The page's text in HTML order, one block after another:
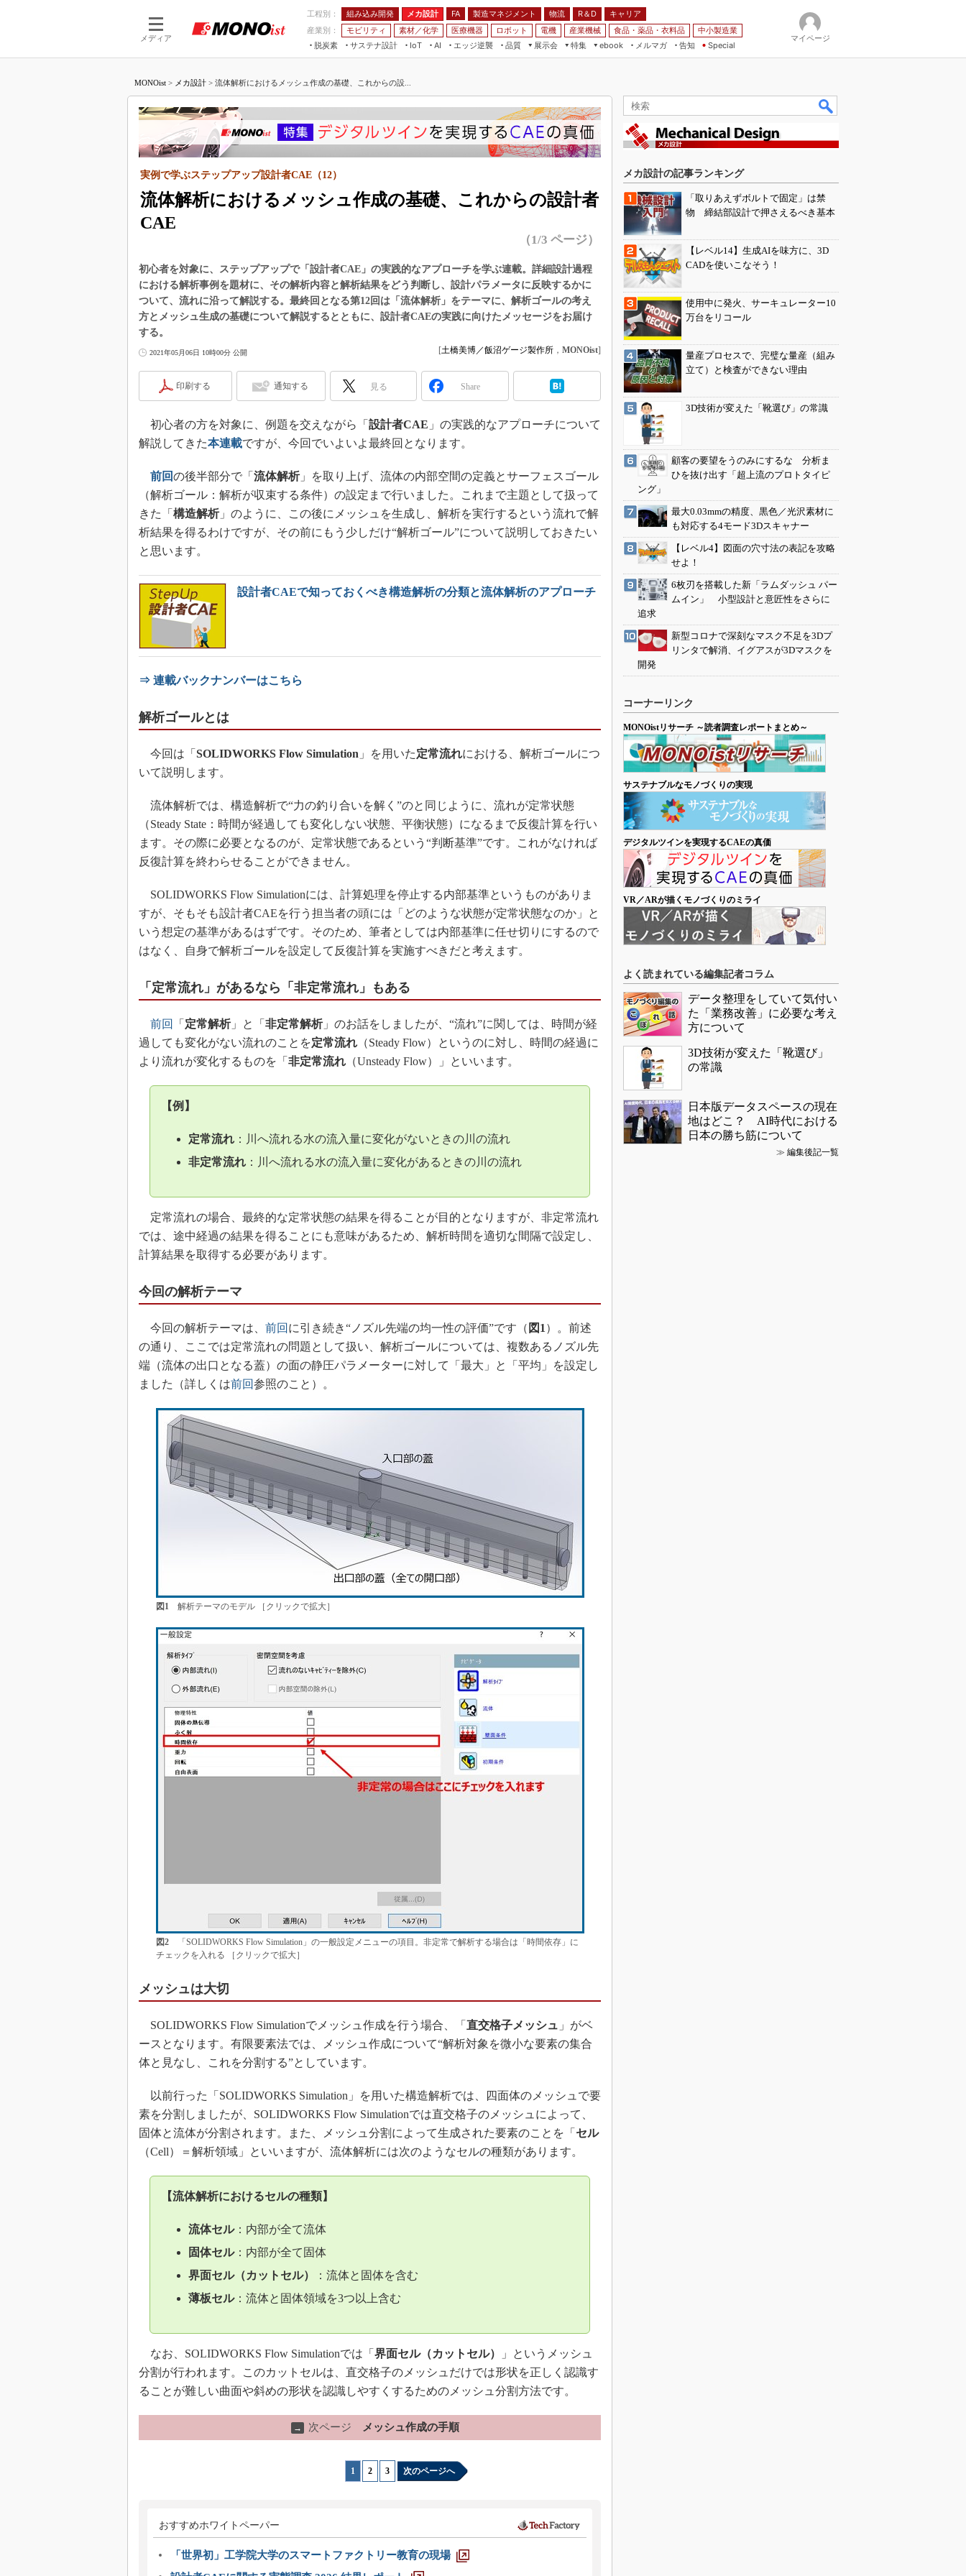
メディア
工程別： 組み込み開発 メカ設計 FA 製造マネジメント 物流 R＆D
キャリア
産業別：
モビリティ 素材／化学 医療機器 ロボット 電機 産業機械 食品・薬品・衣料品
中小製造業
脱炭素
サステナ設計
IoT
つながる工場
つながるサービス
AI
AI×設備保全
Physical AI
エッジ逆襲 品質
展示会
JIMTOF
組込み/エッジ コンピューティング
IIFES
国際ロボット展
TECHNO-FRONTIER
EdgeTech+
日本ものづくりワールド
AUTOMOTIVE WORLD
特集
5G
VR／AR
フィールドサービス
組み込み画像技術
ISO26262
無償設計ツール
デジタルツインとCAE
S＆OP
インダストリー4.0
製造業ビッグデータ
植物工場
海外生産
新型コロナへの対応
ebook
製造マネジメント
FA
モビリティ
メルマガ
告知 Special
マイページ
MONOist > メカ設計 > 流体解析におけるメッシュ作成の基礎、これからの設...
流体解析におけるメッシュ作成の基礎、これからの設計者
CAE
実例で学ぶステップアップ設計者CAE（12）
（1/3 ページ）
初心者を対象に、ステップアップで「設計者CAE」の実践的なアプローチを学ぶ連載。詳細設計過程
における解析事例を題材に、その解析内容と解析結果をどう判断し、設計パラメータに反映するかに
ついて、流れに沿って解説する。最終回となる第12回は「流体解析」をテーマに、解析ゴールの考え
方とメッシュ生成の基礎について解説するとともに、設計者CAEの実践に向けたメッセージをお届け
する。
2021年05月06日 10時00分 公開 [土橋美博／飯沼ゲージ製作所 ， MONOist]
印刷する 通知する 見る Share
初心者の方を対象に、例題を交えながら「 設計者CAE 」の実践的なアプローチについて
解説してきた本連載ですが、今回でいよいよ最終回となります。
前回の後半部分で「 流体解析」を取り上げ、流体の内部空間の定義とサーフェスゴール
（解析ゴール：解析が収束する条件）の設定まで行いました。これまで主題として扱って
きた「 構造解析」のように、この後にメッシュを生成し、解析を実行するという流れで解
析結果を得るわけですが、その前にもう少しだけ“解析ゴール”について説明しておきたい
と思います。
設計者CAEで知っておくべき構造解析の分類と流体解析のアプローチ
⇒ 連載バックナンバーはこちら
解析ゴールとは
今回は「 SOLIDWORKS Flow Simulation 」を用いた定常流れにおける、解析ゴールにつ
いて説明します。
流体解析では、構造解析で“力の釣り合いを解く”のと同じように、流れが定常状態
（Steady State：時間が経過しても変化しない状態、平衡状態）になるまで反復計算を行い
ます。その際に必要となるのが、定常状態であるという“判断基準”です。これがなければ
反復計算を終わらせることができません。
SOLIDWORKS Flow Simulationには、計算処理を停止する内部基準というものがありま
すが、そもそも設計者CAEを行う担当者の頭には「どのような状態が定常状態なのか」と
いう想定の基準があるはずです。そのため、筆者としては内部基準に任せ切りにするので
はなく、自身で解析ゴールを設定して反復計算を実施すべきだと考えます。
「定常流れ」があるなら「非定常流れ」もある
前回 「 定常解析」と「 非定常解析」のお話をしましたが、“流れ”に関しては、時間が経
過しても変化がない流れのことを定常流れ （Steady Flow）というのに対し、時間の経過に
より流れが変化するものを「 非定常流れ （Unsteady Flow）」といいます。
【例】
定常流れ ：川へ流れる水の流入量に変化がないときの川の流れ
非定常流れ ：川へ流れる水の流入量に変化があるときの川の流れ
定常流れの場合、最終的な定常状態の結果を得ることが目的となりますが、非定常流れ
では、途中経過の結果を得ることにも意味があるため、解析時間を適切な間隔で設定し、
計算結果を取得する必要があります。
今回の解析テーマ
今回の解析テーマは、 前回 に引き続き“ノズル先端の均一性の評価”です（ 図1 ）。前述
の通り、ここでは定常流れの問題として扱い、解析ゴールについては、複数あるノズル先
端（流体の出口となる蓋）の面の静圧パラメーターに対して「最大」と「平均」を設定し
ました（詳しくは前回参照のこと）。
図1解析テーマのモデル ［クリックで拡大］
図2「SOLIDWORKS Flow Simulation」の一般設定メニューの項目。非定常で解析する場合は「時間依存」に
チェックを入れる ［クリックで拡大］
メッシュは大切
SOLIDWORKS Flow Simulationでメッシュ作成を行う場合、「 直交格子メッシュ 」がベ
ースとなります。有限要素法では、メッシュ作成について“解析対象を微小な要素の集合
体と見なし、これを分割する”としています。
以前行った「SOLIDWORKS Simulation」を用いた構造解析では、四面体のメッシュで要
素を分割しましたが、SOLIDWORKS Flow Simulationでは直交格子のメッシュによって、
固体と流体が分割されます。また、メッシュ分割によって生成された要素のことを「 セル
（Cell）＝解析領域」といいますが、流体解析には次のようなセルの種類があります。
【流体解析におけるセルの種類】
流体セル：内部が全て流体
固体セル：内部が全て固体
界面セル（カットセル）
：流体と固体を含む
薄板セル：流体と固体領域を3つ以上含む
なお、SOLIDWORKS Flow Simulationでは「 界面セル（カットセル）
」というメッシュ
分割が行われます。このカットセルは、直交格子のメッシュだけでは形状を正しく認識す
ることが難しい曲面や斜めの形状を認識しやすくするためのメッシュ分割方法です。
→ 次ページ メッシュ作成の手順
1 2 3 次のページへ
おすすめホワイトペーパー
「世界初」工学院大学のスマートファクトリー教育の現場
メカ設計の記事ランキング
「取りあえずボルトで固定」は禁
物 締結部設計で押さえるべき基本
【レベル14】生成AIを味方に、3D
CADを使いこなそう！
使用中に発火、サーキュレーター10
万台をリコール
量産プロセスで、完璧な量産（組み
立て）と検査ができない理由
3D技術が変えた「靴選び」の常識
顧客の要望をうのみにするな 分析ま
ひを抜け出す「超上流のプロトタイピ
ング」
最大0.03mmの精度、黒色／光沢素材に
も対応する4モード3Dスキャナー
【レベル4】図面の穴寸法の表記を攻略
せよ！
6枚刃を搭載した新「ラムダッシュ パー
ムイン」 小型設計と意匠性をさらに
追求
新型コロナで深刻なマスク不足を3Dプ
リンタで解消、イグアスが3Dマスクを
開発
コーナーリンク
MONOistリサーチ ～読者調査レポートまとめ～
サステナブルなモノづくりの実現
デジタルツインを実現するCAEの真価
VR／ARが描くモノづくりのミライ
よく読まれている編集記者コラム
データ整理をしていて気付い
た「業務改善」に必要な考え
方について
3D技術が変えた「靴選び」
の常識
日本版データスペースの現在
地はどこ？ AI時代における
日本の勝ち筋について
≫ 編集後記一覧